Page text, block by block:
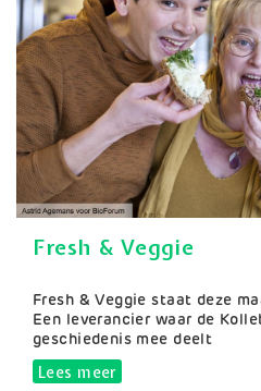
Fresh & Veggie
Samenvatting
Fresh & Veggie staat deze
Een leverancier waar de
geschiedenis mee deelt
Lees meerover Fresh & Veggie